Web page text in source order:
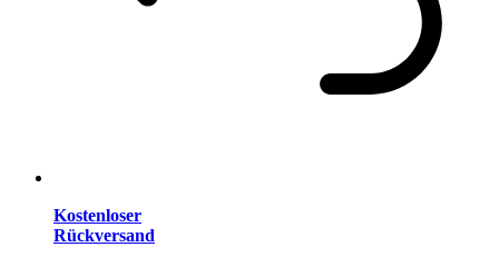
Kostenloser
Rückversand